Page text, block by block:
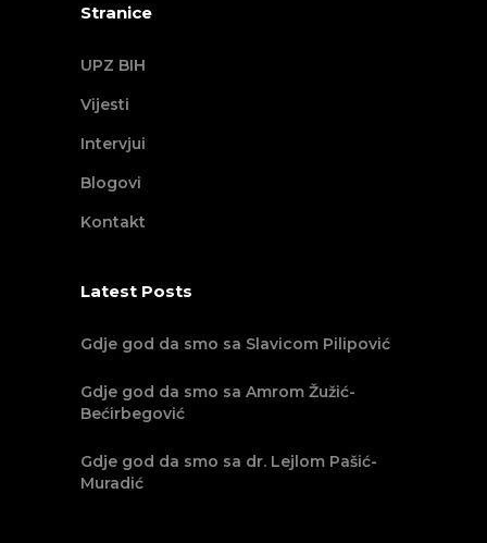
Stranice
UPZ BIH
Vijesti
Intervjui
Blogovi
Kontakt
Latest Posts
Gdje god da smo sa Slavicom Pilipović
Gdje god da smo sa Amrom Žužić-
Bećirbegović
Gdje god da smo sa dr. Lejlom Pašić-
Muradić